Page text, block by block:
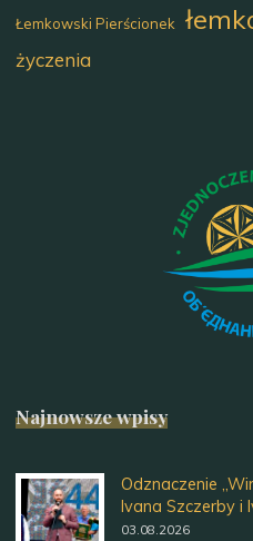
Łemkowski Pierścionek
życzenia
Najnowsze wpisy
Odznaczenie
Ivana Szczerby i
03.08.2026